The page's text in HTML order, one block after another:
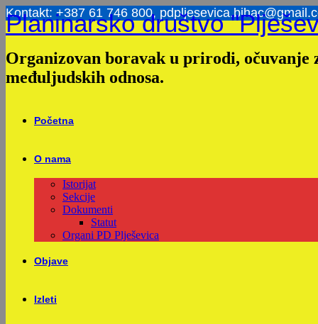
Skip
to
content
Kontakt: +387 61 746 800,
Planinarsko društvo
Organizovan boravak u prirodi,
međuljudskih odnosa.
Početna
O nama
Istorijat
Sekcije
Dokumenti
Statut
Organi PD Plješevica
Objave
Izleti